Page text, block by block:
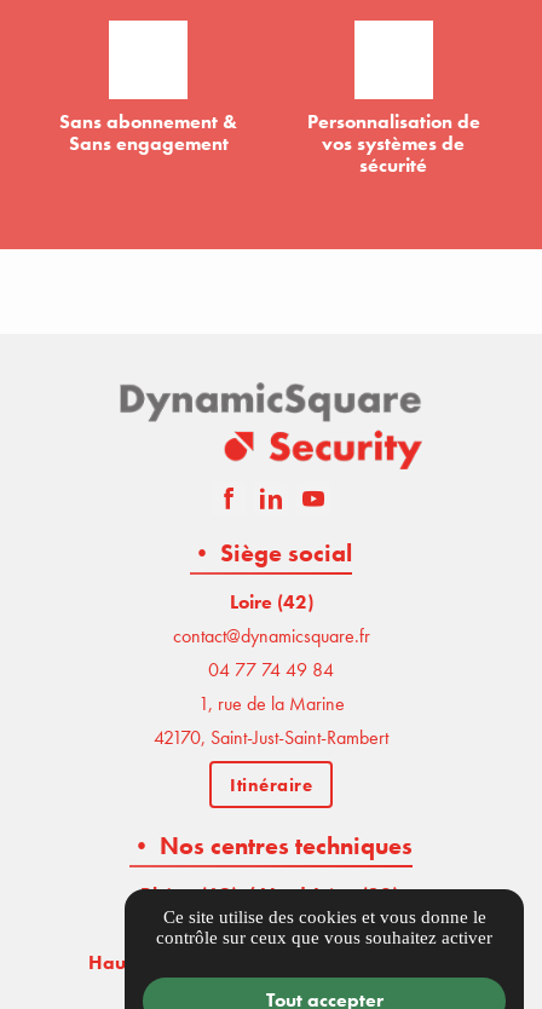
Sans abonnement &
Sans engagement
Personnalisation de
vos systèmes de
sécurité
• Siège social
Loire (42)
contact@dynamicsquare.fr
04 77 74 49 84
1, rue de la Marine
42170, Saint-Just-Saint-Rambert
Itinéraire
• Nos centres techniques
Rhône (69) / Nord-Isère (38),
04 77 74 49 84
Haute-Loire (43) / Est-Puy-de-Dôme (63)
04 77 74 49 84
Ce site utilise des cookies et vous donne le
contrôle sur ceux que vous souhaitez activer
Tout accepter